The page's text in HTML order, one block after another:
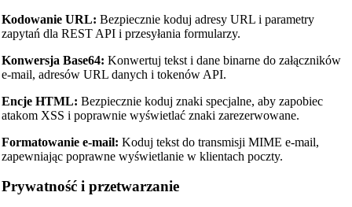
Kodowanie URL: Bezpiecznie koduj adresy URL i parametry
zapytań dla REST API i przesyłania formularzy.
Konwersja Base64: Konwertuj tekst i dane binarne do załączników
e-mail, adresów URL danych i tokenów API.
Encje HTML: Bezpiecznie koduj znaki specjalne, aby zapobiec
atakom XSS i poprawnie wyświetlać znaki zarezerwowane.
Formatowanie e-mail: Koduj tekst do transmisji MIME e-mail,
zapewniając poprawne wyświetlanie w klientach poczty.
Prywatność i przetwarzanie